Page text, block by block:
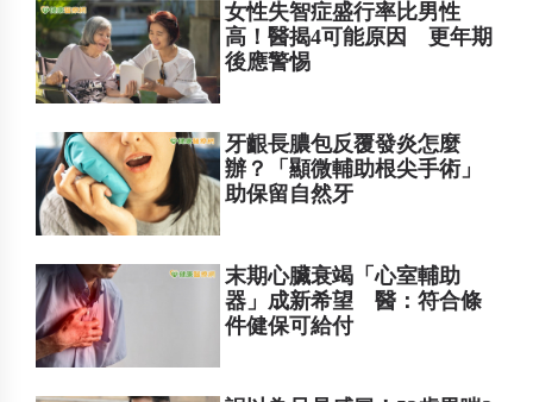
女性失智症盛行率比男性
高！醫揭4可能原因 更年期
後應警惕
牙齦長膿包反覆發炎怎麼
辦？「顯微輔助根尖手術」
助保留自然牙
末期心臟衰竭「心室輔助
器」成新希望 醫：符合條
件健保可給付